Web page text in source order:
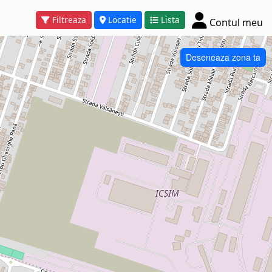
Filtreaza Locatie Lista Contul meu
Deseneaza zona ta